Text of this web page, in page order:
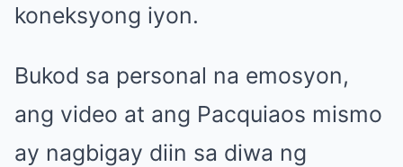
koneksyong iyon.
Bukod sa personal na emosyon,
ang video at ang Pacquiaos mismo
ay nagbigay diin sa diwa ng